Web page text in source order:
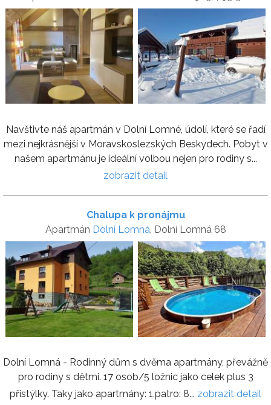
Navštivte náš apartmán v Dolní Lomné, údolí, které se řadí
mezi nejkrásnější v Moravskoslezských Beskydech. Pobyt v
našem apartmánu je ideální volbou nejen pro rodiny s...
zobrazit detail
Chalupa k pronájmu
Apartmán Dolní Lomná , Dolní Lomná 68
Dolní Lomná - Rodinný dům s dvěma apartmány, převážně
pro rodiny s dětmi. 17 osob/5 ložnic jako celek plus 3
přistýlky. Taky jako apartmány: 1.patro: 8... zobrazit detail